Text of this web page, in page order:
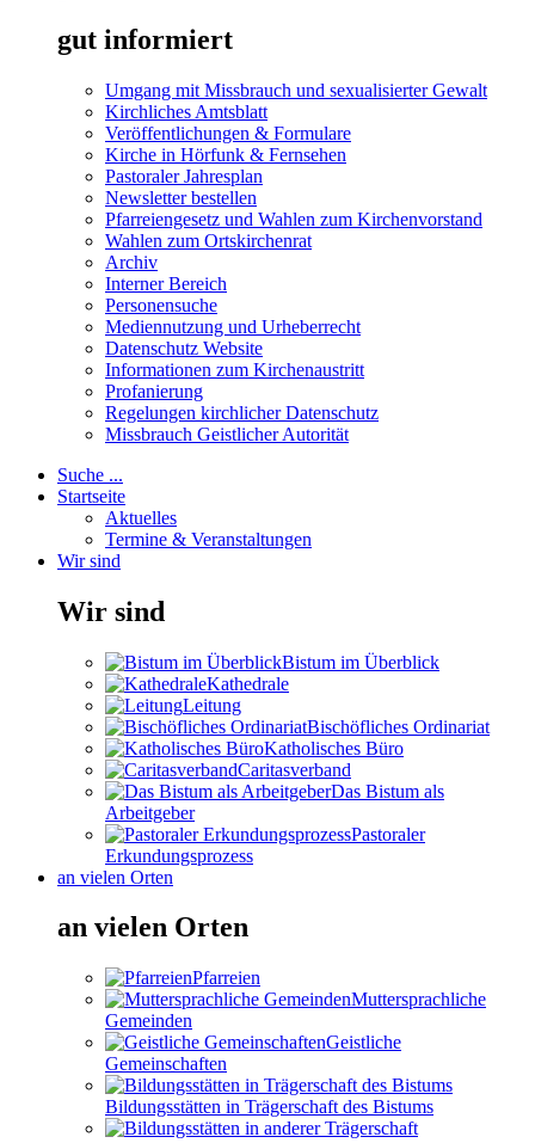
gut informiert
Umgang mit Missbrauch und sexualisierter Gewalt
Kirchliches Amtsblatt
Veröffentlichungen & Formulare
Kirche in Hörfunk & Fernsehen
Pastoraler Jahresplan
Newsletter bestellen
Pfarreiengesetz und Wahlen zum Kirchenvorstand
Wahlen zum Ortskirchenrat
Archiv
Interner Bereich
Personensuche
Mediennutzung und Urheberrecht
Datenschutz Website
Informationen zum Kirchenaustritt
Profanierung
Regelungen kirchlicher Datenschutz
Missbrauch Geistlicher Autorität
Suche ...
Startseite
Aktuelles
Termine & Veranstaltungen
Wir sind
Wir sind
Bistum im Überblick
Kathedrale
Leitung
Bischöfliches Ordinariat
Katholisches Büro
Caritasverband
Das Bistum als
Arbeitgeber
Pastoraler
Erkundungsprozess
an vielen Orten
an vielen Orten
Pfarreien
Muttersprachliche
Gemeinden
Geistliche
Gemeinschaften
Bildungsstätten in Trägerschaft des Bistums